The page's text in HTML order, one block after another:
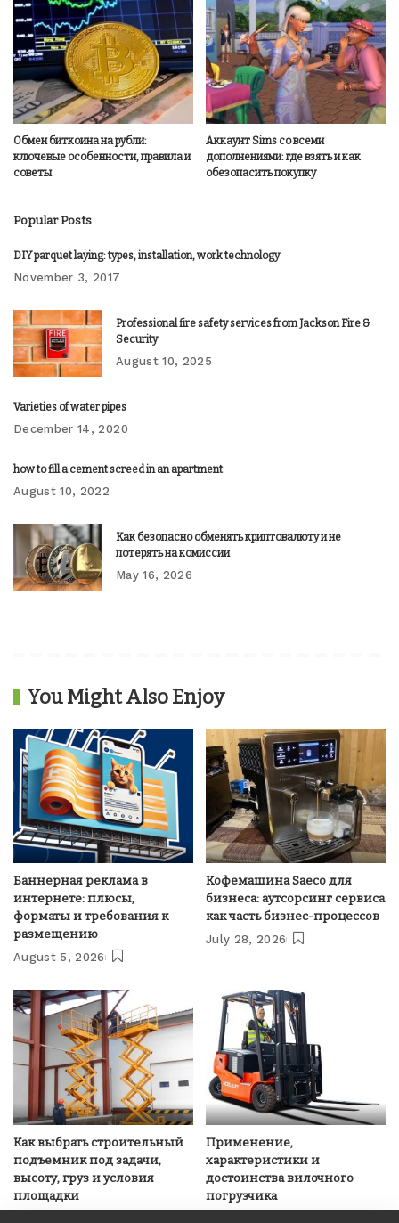
Обмен биткоина на рубли:
ключевые особенности, правила и
советы
Аккаунт Sims со всеми
дополнениями: где взять и как
обезопасить покупку
Popular Posts
DIY parquet laying: types, installation, work technology
November 3, 2017
Professional fire safety services from Jackson Fire &
Security
August 10, 2025
Varieties of water pipes
December 14, 2020
how to fill a cement screed in an apartment
August 10, 2022
Как безопасно обменять криптовалюту и не
потерять на комиссии
May 16, 2026
You Might Also Enjoy
Баннерная реклама в
интернете: плюсы,
форматы и требования к
размещению
August 5, 2026
Кофемашина Saeco для
бизнеса: аутсорсинг сервиса
как часть бизнес-процессов
July 28, 2026
Как выбрать строительный
подъемник под задачи,
высоту, груз и условия
площадки
Применение,
характеристики и
достоинства вилочного
погрузчика